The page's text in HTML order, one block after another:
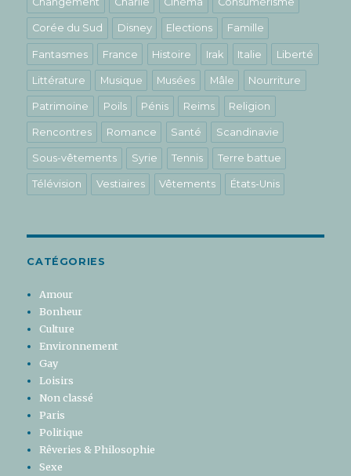
Corée du Sud Disney Elections Famille
Fantasmes France Histoire Irak Italie Liberté
Littérature Musique Musées Mâle Nourriture
Patrimoine Poils Pénis Reims Religion
Rencontres Romance Santé Scandinavie
Sous-vêtements Syrie Tennis Terre battue
Télévision Vestiaires Vêtements États-Unis
CATÉGORIES
Amour
Bonheur
Culture
Environnement
Gay
Loisirs
Non classé
Paris
Politique
Rêveries & Philosophie
Sexe